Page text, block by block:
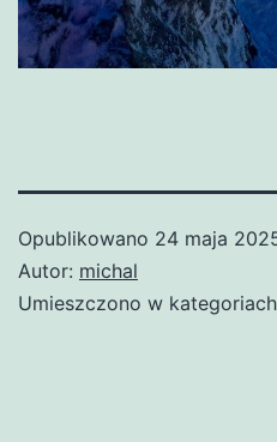
Opublikowano 24 maja
Autor: michal
Umieszczono w